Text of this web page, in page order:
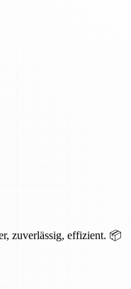
zuverlässig, effizient. 📦